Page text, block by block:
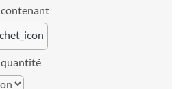
contenant
quantité